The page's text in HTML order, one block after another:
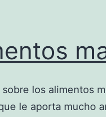
los alimentos
le aporta mucho